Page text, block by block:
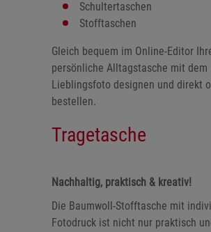
Schultertaschen
Stofftaschen
Gleich bequem im Online-Editor
persönliche Alltagstasche mit dem
Lieblingsfoto designen und direkt
bestellen.
Tragetasche
Nachhaltig, praktisch & kreativ!
Die Baumwoll-Stofftasche mit
Fotodruck ist nicht nur praktisch